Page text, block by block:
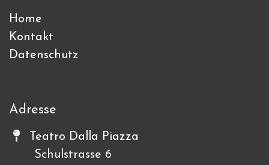
Home
Kontakt
Datenschutz
Adresse
Teatro Dalla Piazza
Schulstrasse 6